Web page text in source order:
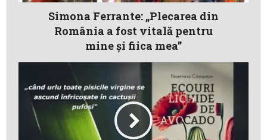
Simona Ferrante: „Plecarea din
România a fost vitală pentru
mine şi fiica mea”